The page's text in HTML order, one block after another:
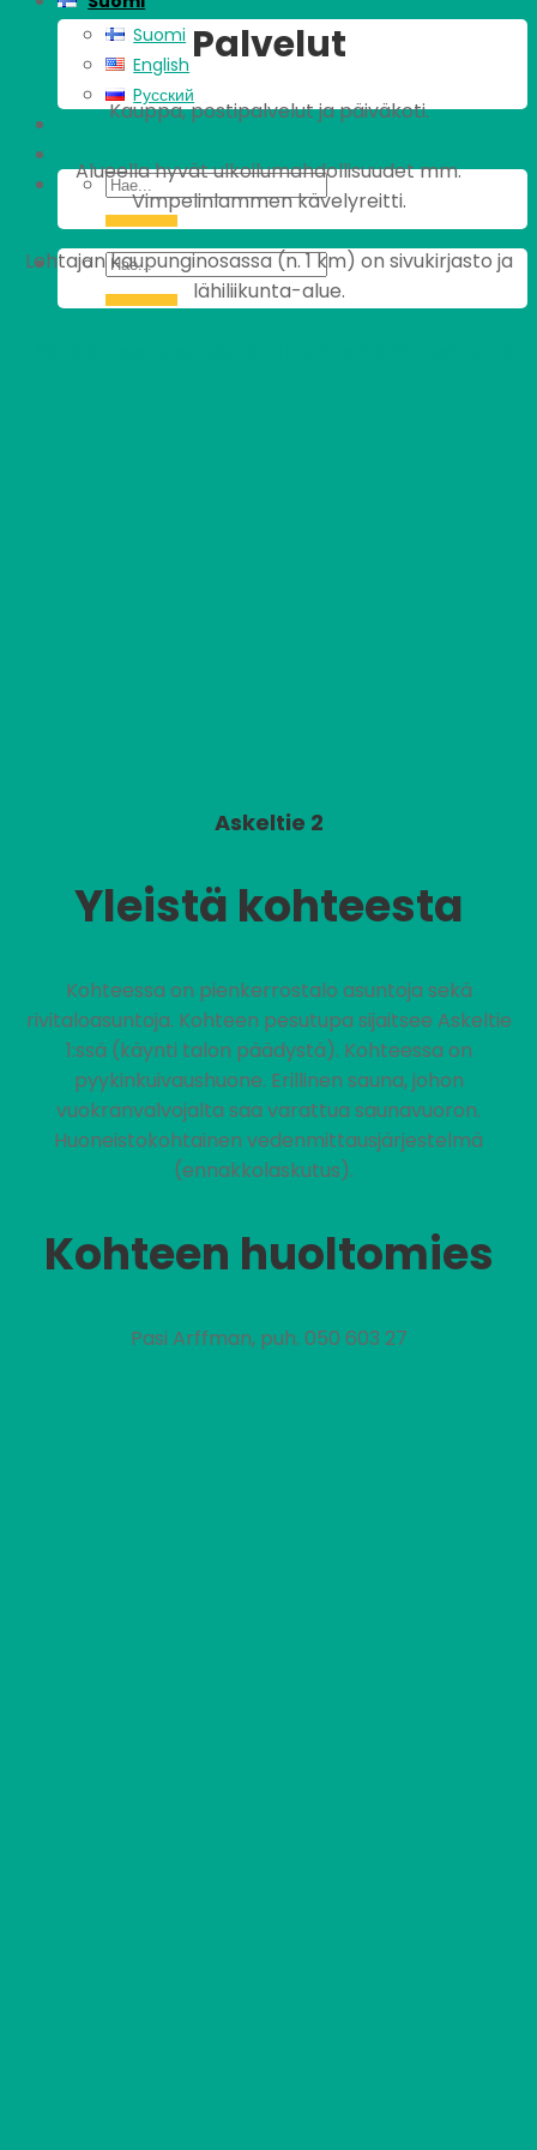
Suomi
English
Pусский
Palvelut
Kauppa, postipalvelut ja päiväkoti.
Alueella hyvät ulkoilumahdollisuudet mm.
Vimpelinlammen kävelyreitti.
Lohtajan kaupunginosassa (n. 1 km) on sivukirjasto ja
lähiliikunta-alue.
Askeltie 2
Yleistä kohteesta
Kohteessa on pienkerrostalo asuntoja sekä
rivitaloasuntoja. Kohteen pesutupa sijaitsee Askeltie
1:ssä (käynti talon päädystä). Kohteessa on
pyykinkuivaushuone. Erillinen sauna, johon
vuokranvalvojalta saa varattua saunavuoron.
Huoneistokohtainen vedenmittausjärjestelmä
(ennakkolaskutus).
Kohteen huoltomies
Pasi Arffman, puh. 050 603 27